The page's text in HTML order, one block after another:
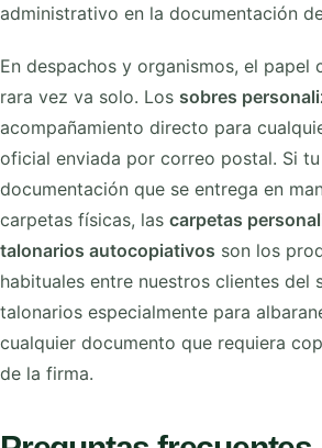
administrativo en la documentación
En despachos y organismos, el papel
rara vez va solo. Los sobres
acompañamiento directo para
oficial enviada por correo postal. Si
documentación que se entrega en
carpetas físicas, las carpetas
talonarios autocopiativos son los
habituales entre nuestros clientes del
talonarios especialmente para
cualquier documento que requiera
de la firma.